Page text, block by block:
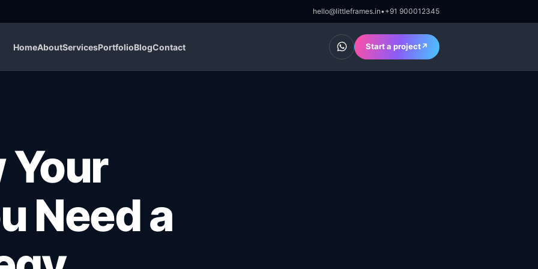
hello@littleframes.in•+91 900012345
HomeAboutServicesPortfolioBlogContact Chat on WhatsApp
Start a project↗
Your
Need a